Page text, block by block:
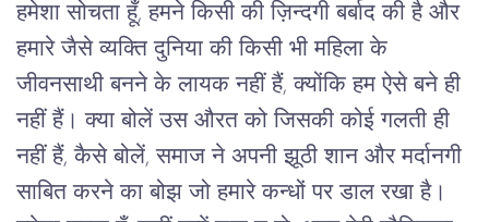
हमेशा सोचता हूँ, हमने किसी की ज़िन्दगी बर्बाद की है और
हमारे जैसे व्यक्ति दुनिया की किसी भी महिला के
जीवनसाथी बनने के लायक नहीं हैं, क्योंकि हम ऐसे बने ही
नहीं हैं। क्या बोलें उस औरत को जिसकी कोई गलती ही
नहीं हैं, कैसे बोलें, समाज ने अपनी झूठी शान और मर्दानगी
साबित करने का बोझ जो हमारे कन्धों पर डाल रखा है।